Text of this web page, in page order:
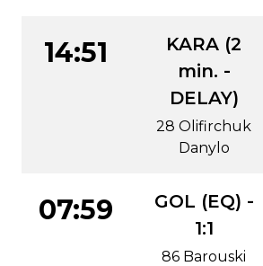
14:51
KARA (2
min. -
DELAY)
28 Olifirchuk
Danylo
07:59
GOL (EQ) -
1:1
86 Barouski